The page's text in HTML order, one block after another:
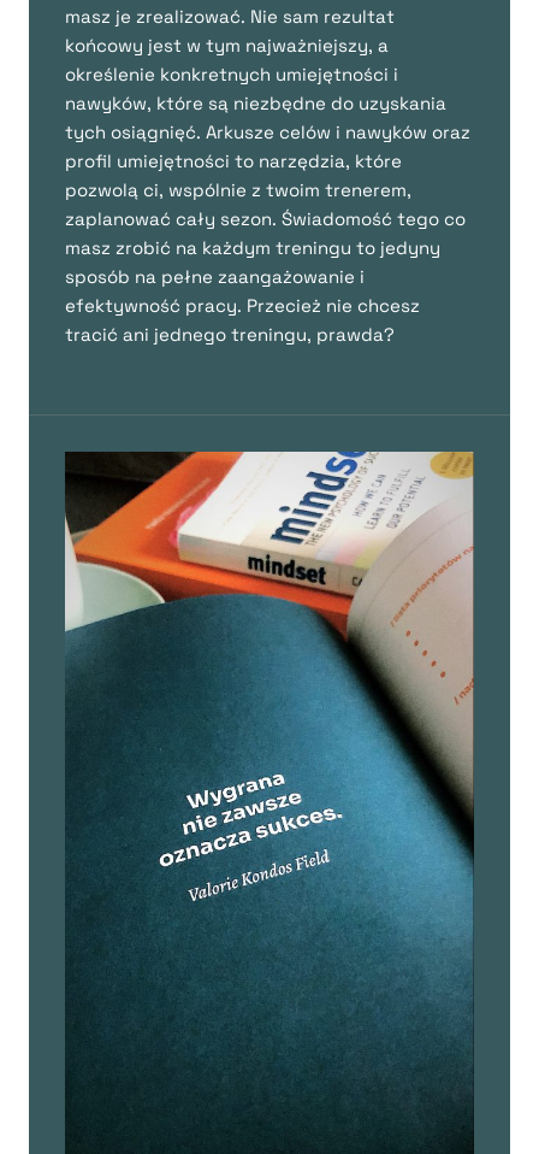
masz je zrealizować. Nie sam rezultat
końcowy jest w tym najważniejszy, a
określenie konkretnych umiejętności i
nawyków, które są niezbędne do uzyskania
tych osiągnięć. Arkusze celów i nawyków oraz
profil umiejętności to narzędzia, które
pozwolą ci, wspólnie z twoim trenerem,
zaplanować cały sezon. Świadomość tego co
masz zrobić na każdym treningu to jedyny
sposób na pełne zaangażowanie i
efektywność pracy. Przecież nie chcesz
tracić ani jednego treningu, prawda?